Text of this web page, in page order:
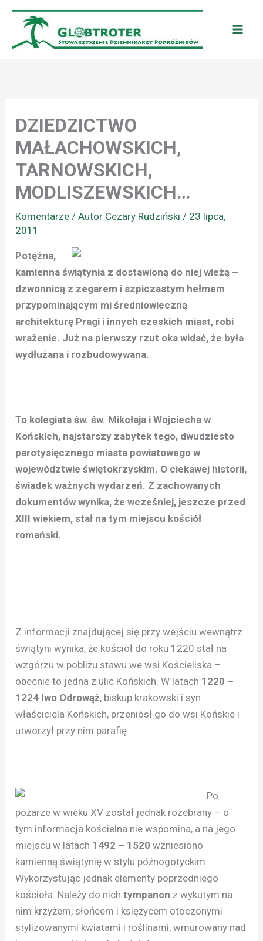
Przejdź
treści
DZIEDZICTWO
MAŁACHOWSKICH,
TARNOWSKICH,
MODLISZEWSKICH…
Komentarze / Autor Cezary Rudziński/ 23 lipca,
2011
Potężna,
kamienna świątynia z dostawioną do niej wieżą –
dzwonnicą z zegarem i szpiczastym hełmem
przypominającym mi średniowieczną
architekturę Pragi i innych czeskich miast, robi
wrażenie. Już na pierwszy rzut oka widać, że była
wydłużana i rozbudowywana.
To kolegiata św. św. Mikołaja i Wojciecha w
Końskich, najstarszy zabytek tego, dwudziesto
parotysięcznego miasta powiatowego w
województwie świętokrzyskim. O ciekawej historii,
świadek ważnych wydarzeń. Z zachowanych
dokumentów wynika, że wcześniej, jeszcze przed
XIII wiekiem, stał na tym miejscu kościół
romański.
Z informacji znajdującej się przy wejściu wewnątrz
świątyni wynika, że kościół do roku 1220 stał na
wzgórzu w pobliżu stawu we wsi Kościeliska –
obecnie to jedna z ulic Końskich. W latach 1220 –
1224 Iwo Odrowąż, biskup krakowski i syn
właściciela Końskich, przeniósł go do wsi Końskie i
utworzył przy nim parafię.
Po
pożarze w wieku XV został jednak rozebrany – o
tym informacja kościelna nie wspomina, a na jego
miejscu w latach 1492 – 1520 wzniesiono
kamienną świątynię w stylu późnogotyckim.
Wykorzystując jednak elementy poprzedniego
kościoła. Należy do nichtympanon z wykutym na
nim krzyżem, słońcem i księżycem otoczonymi
stylizowanymi kwiatami i roślinami, wmurowany nad